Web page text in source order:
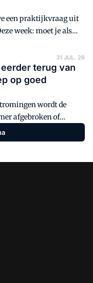
een praktijkvraag uit
week: moet je als
annuleren en toch wil
31 JUL. 26
terug van
op goed
wordt de
afgebroken of
van zo'n
salarisadministratie?